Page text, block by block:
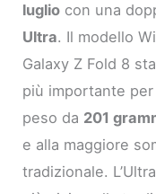
luglio con una
Ultra. Il modello
Galaxy Z Fold 8
più importante
peso da 201
e alla maggiore
tradizionale.